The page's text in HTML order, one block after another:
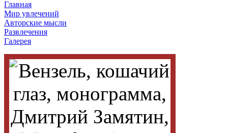
Главная
Мир увлечений
Авторские мысли
Развлечения
Галерея